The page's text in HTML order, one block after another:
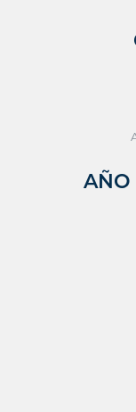
AÑO